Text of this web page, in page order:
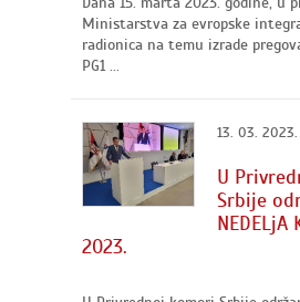
Ministarstva za evropske
radionica na temu izrade
PG1 ...
13. 03. 2023.
U
Srbije
NEDELjA
2023.